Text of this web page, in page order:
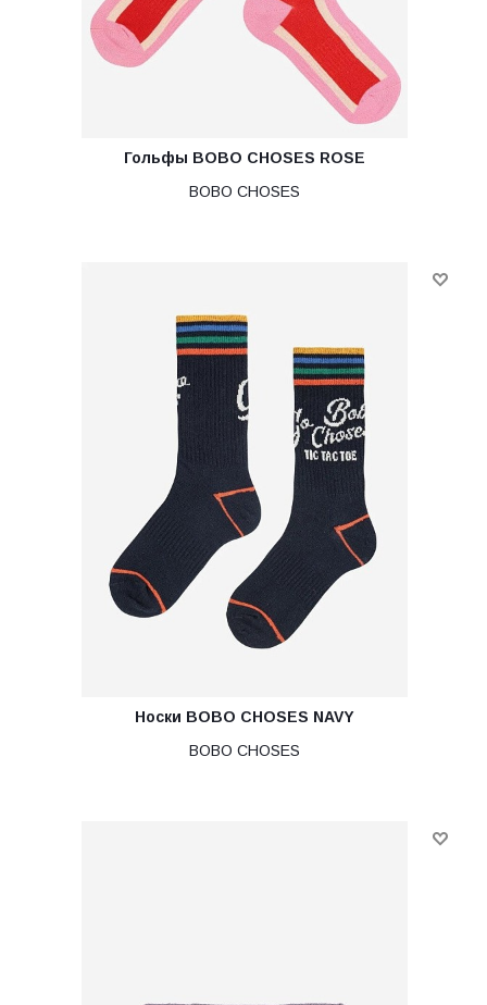
Гольфы BOBO CHOSES ROSE
BOBO CHOSES
Носки BOBO CHOSES NAVY
BOBO CHOSES